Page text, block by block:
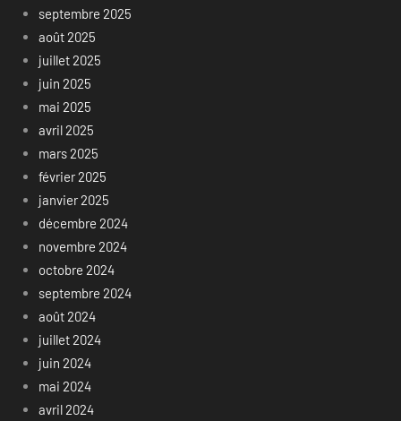
septembre 2025
août 2025
juillet 2025
juin 2025
mai 2025
avril 2025
mars 2025
février 2025
janvier 2025
décembre 2024
novembre 2024
octobre 2024
septembre 2024
août 2024
juillet 2024
juin 2024
mai 2024
avril 2024